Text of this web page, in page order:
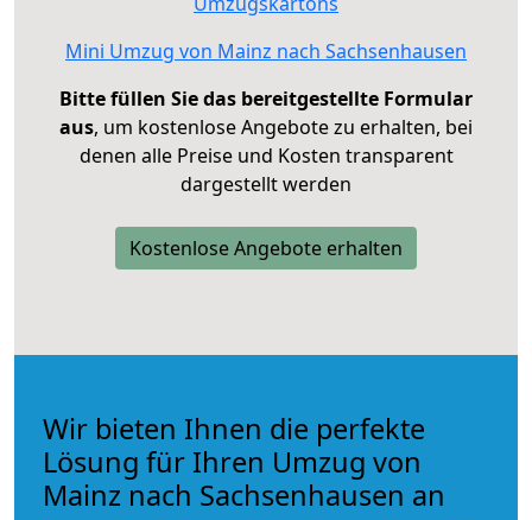
Mini Umzug von Mainz nach Sachsenhausen
Bitte füllen Sie das bereitgestellte Formular
aus, um kostenlose Angebote zu erhalten, bei
denen alle Preise und Kosten transparent
dargestellt werden
Kostenlose Angebote erhalten
Wir bieten Ihnen die perfekte
Lösung für Ihren Umzug von
Mainz nach Sachsenhausen an